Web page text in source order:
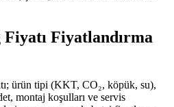
Fiyatı Fiyatlandırma
ürün tipi (KKT, CO₂, köpük, su),
montaj koşulları ve servis